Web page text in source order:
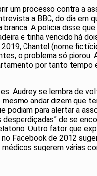
um processo contra a
a BBC, do dia
A polícia disse
e tinha vencido há
Chantel (nome
o problema só
por tanto tempo
Audrey se lembra de
andar dizem que
podiam para alertar a
desperdiçadas” de se
Outro fator que
Facebook de 2012
sugerem várias